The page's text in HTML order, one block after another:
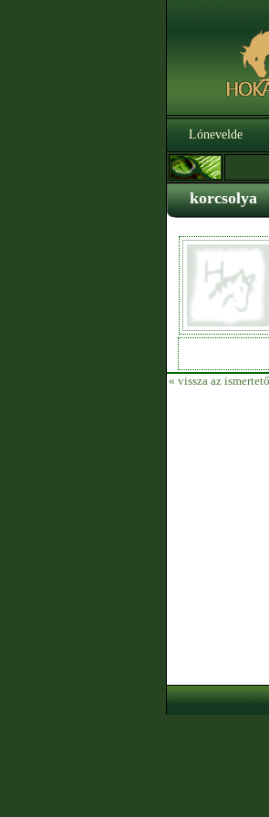
Lónevelde
korcsolya
« vissza az